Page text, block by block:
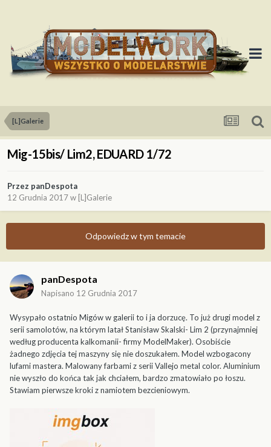
[L]Galerie
Mig-15bis/ Lim2, EDUARD 1/72
Przez panDespota
12 Grudnia 2017w [L]Galerie
Odpowiedz w tym temacie
panDespota
Napisano 12 Grudnia 2017
Wysypało ostatnio Migów w galerii to i ja dorzucę. To już drugi model z
serii samolotów, na którym latał Stanisław Skalski- Lim 2 (przynajmniej
według producenta kalkomanii- firmy ModelMaker). Osobiście
żadnego zdjęcia tej maszyny się nie doszukałem. Model wzbogacony
lufami mastera. Malowany farbami z serii Vallejo metal color. Aluminium
nie wyszło do końca tak jak chciałem, bardzo zmatowiało po łoszu.
Stawiam pierwsze kroki z namiotem bezcieniowym.